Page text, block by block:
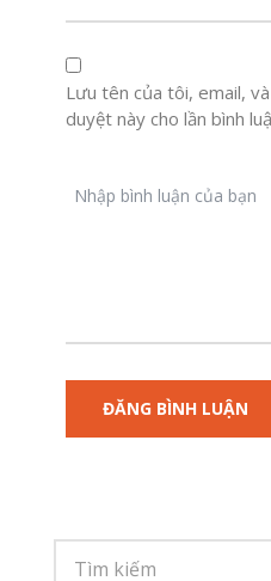
Lưu tên của tôi, email,
duyệt này cho lần bình